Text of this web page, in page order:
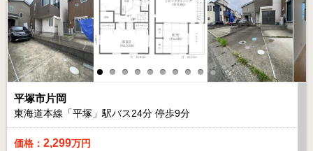
平塚市片岡
東海道本線「平塚」駅バス24分 停歩9分
価格： 2,299万円